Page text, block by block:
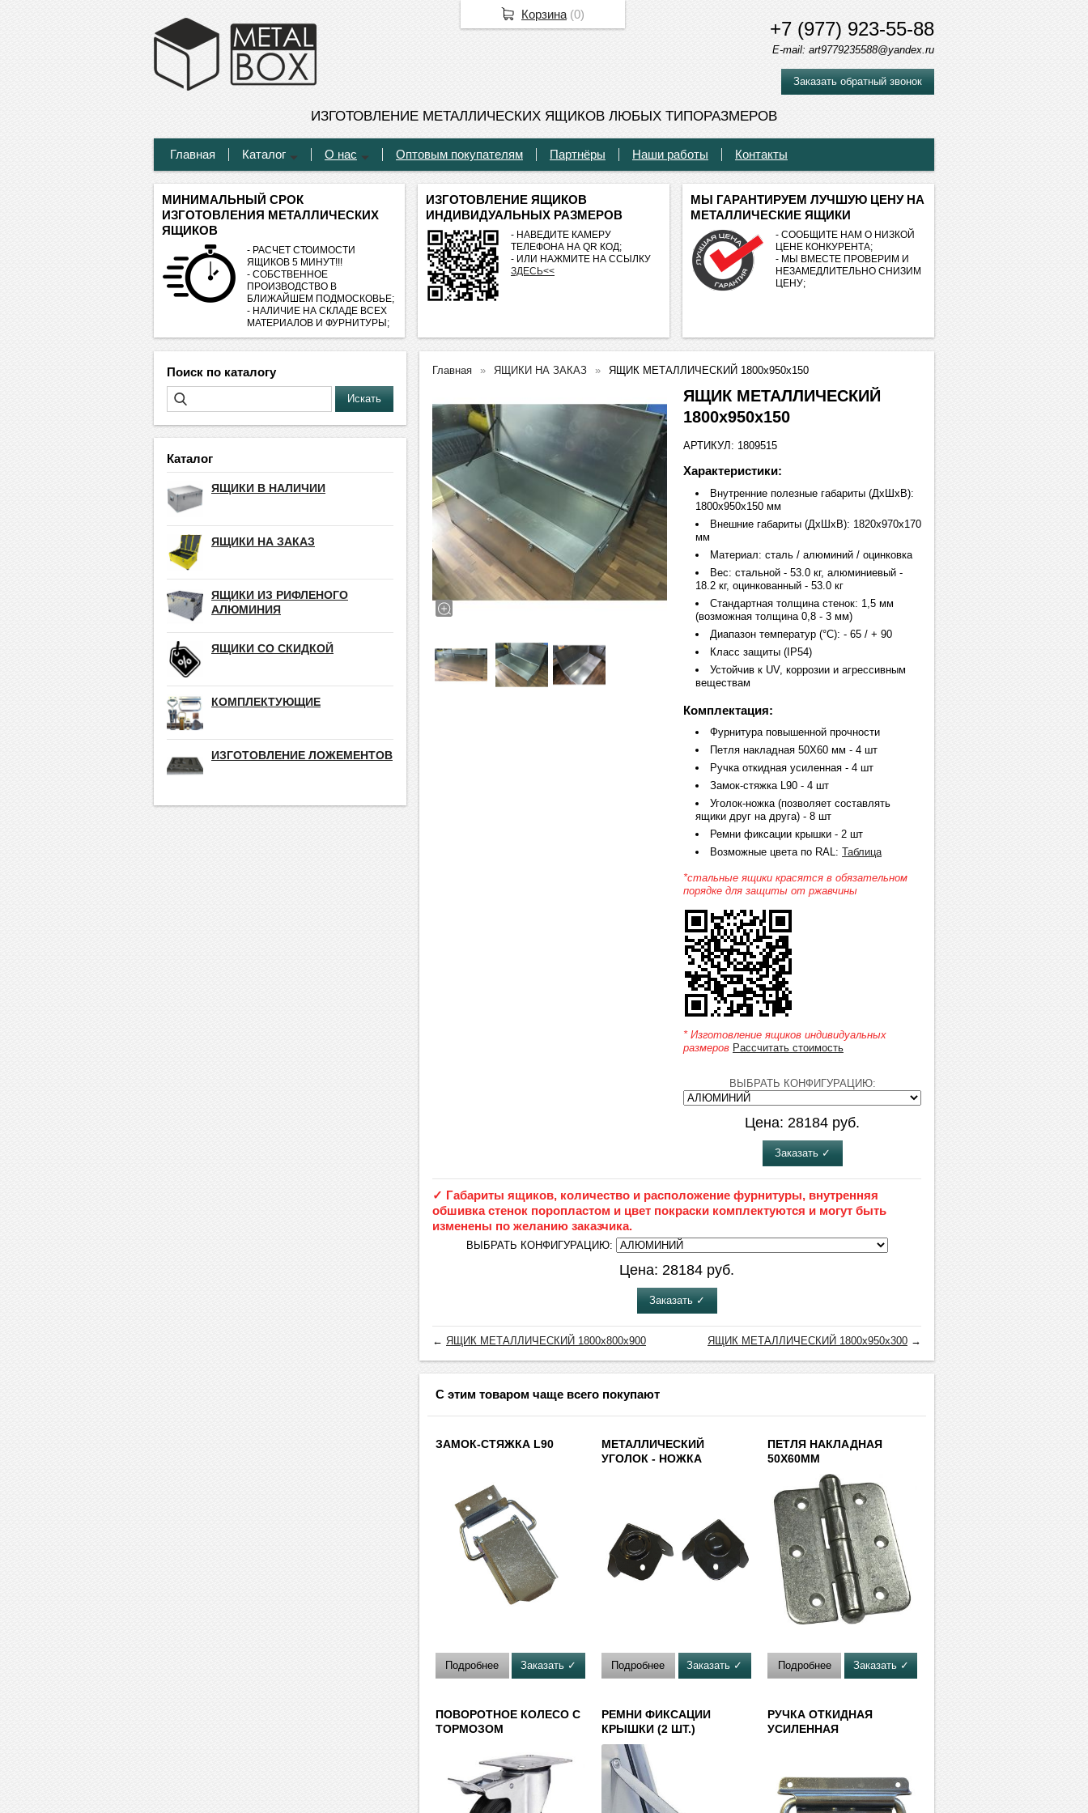
+7 (977) 923-55-88
E-mail: art9779235588@yandex.ru
Заказать обратный звонок
ИЗГОТОВЛЕНИЕ МЕТАЛЛИЧЕСКИХ ЯЩИКОВ ЛЮБЫХ ТИПОРАЗМЕРОВ
Главная Каталог О нас Оптовым покупателям Партнёры Наши работы Контакты
МИНИМАЛЬНЫЙ СРОК
ИЗГОТОВЛЕНИЯ МЕТАЛЛИЧЕСКИХ
ЯЩИКОВ
- РАСЧЕТ СТОИМОСТИ
ЯЩИКОВ 5 МИНУТ!!!
- СОБСТВЕННОЕ
ПРОИЗВОДСТВО В
БЛИЖАЙШЕМ ПОДМОСКОВЬЕ;
- НАЛИЧИЕ НА СКЛАДЕ ВСЕХ
МАТЕРИАЛОВ И ФУРНИТУРЫ;
ИЗГОТОВЛЕНИЕ ЯЩИКОВ
ИНДИВИДУАЛЬНЫХ РАЗМЕРОВ
- НАВЕДИТЕ КАМЕРУ
ТЕЛЕФОНА НА QR КОД;
- ИЛИ НАЖМИТЕ НА ССЫЛКУ
ЗДЕСЬ<<
МЫ ГАРАНТИРУЕМ ЛУЧШУЮ ЦЕНУ НА
МЕТАЛЛИЧЕСКИЕ ЯЩИКИ
- СООБЩИТЕ НАМ О НИЗКОЙ
ЦЕНЕ КОНКУРЕНТА;
- МЫ ВМЕСТЕ ПРОВЕРИМ И
НЕЗАМЕДЛИТЕЛЬНО СНИЗИМ
ЦЕНУ;
Поиск по каталогу
Каталог
ЯЩИКИ В НАЛИЧИИ
ЯЩИКИ НА ЗАКАЗ
ЯЩИКИ ИЗ РИФЛЕНОГО
АЛЮМИНИЯ
ЯЩИКИ СО СКИДКОЙ
КОМПЛЕКТУЮЩИЕ
ИЗГОТОВЛЕНИЕ ЛОЖЕМЕНТОВ
Главная ЯЩИКИ НА ЗАКАЗ ЯЩИК МЕТАЛЛИЧЕСКИЙ 1800х950х150
ЯЩИК МЕТАЛЛИЧЕСКИЙ
1800х950х150
АРТИКУЛ: 1809515
Характеристики:
Внутренние полезные габариты (ДхШхВ):
1800х950х150 мм
Внешние габариты (ДхШхВ): 1820х970х170
мм
Материал: сталь / алюминий / оцинковка
Вес: стальной - 53.0 кг, алюминиевый -
18.2 кг, оцинкованный - 53.0 кг
Стандартная толщина стенок: 1,5 мм
(возможная толщина 0,8 - 3 мм)
Диапазон температур (°C): - 65 / + 90
Класс защиты (IP54)
Устойчив к UV, коррозии и агрессивным
веществам
Комплектация:
Фурнитура повышенной прочности
Петля накладная 50Х60 мм - 4 шт
Ручка откидная усиленная - 4 шт
Замок-стяжка L90 - 4 шт
Уголок-ножка (позволяет составлять
ящики друг на друга) - 8 шт
Ремни фиксации крышки - 2 шт
Возможные цвета по RAL: Таблица
*стальные ящики красятся в обязательном
порядке для защиты от ржавчины
* Изготовление ящиков индивидуальных
размеров Рассчитать стоимость
ВЫБРАТЬ КОНФИГУРАЦИЮ:
Цена: 28184 руб.
Заказать ✓
✓ Габариты ящиков, количество и расположение фурнитуры, внутренняя
обшивка стенок поропластом и цвет покраски комплектуются и могут быть
изменены по желанию заказчика.
ВЫБРАТЬ КОНФИГУРАЦИЮ:
Цена: 28184 руб.
Заказать ✓
← ЯЩИК МЕТАЛЛИЧЕСКИЙ 1800х800х900 ЯЩИК МЕТАЛЛИЧЕСКИЙ 1800х950х300 →
С этим товаром чаще всего покупают
ЗАМОК-СТЯЖКА L90
Подробнее Заказать ✓
МЕТАЛЛИЧЕСКИЙ
УГОЛОК - НОЖКА
Подробнее Заказать ✓
ПЕТЛЯ НАКЛАДНАЯ
50Х60ММ
Подробнее Заказать ✓
ПОВОРОТНОЕ КОЛЕСО С
ТОРМОЗОМ
РЕМНИ ФИКСАЦИИ
КРЫШКИ (2 ШТ.)
РУЧКА ОТКИДНАЯ
УСИЛЕННАЯ
Корзина (0)